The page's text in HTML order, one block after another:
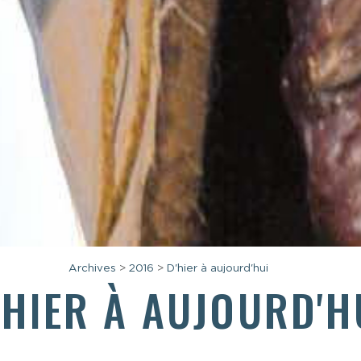
Archives > 2016 > D'hier à aujourd'hui
À